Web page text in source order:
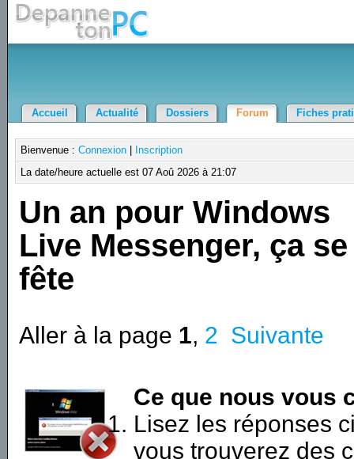
Accueil Actualité Dossiers Forum Fiches
Bienvenue :Connexion
Inscription
La date/heure actuelle est 07 Aoû 2026 à 21:07
Un an pour Windows
Live Messenger, ça se
fête
Aller à la page 1, 2 Suivante
Ce que nous vous
Lisez les réponses
vous trouverez des